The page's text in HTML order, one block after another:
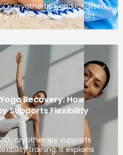
cryotherapy and localized
summer muscle comfort
Recovery: How
Supports Flexibility
cryotherapy supports
training. It explains